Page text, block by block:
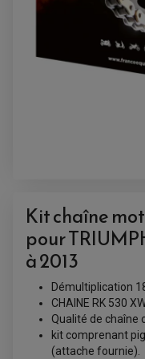
ACCESSOIRES
ACCESSOIRES
BOUCHON DE
GUIDON QUAD
KIT DÉCO QUAD /
KIT POIGNÉE DE
POIGNÉE QUAD
PROTÈGE-MAINS
PONTETS /
REPOSE PIED QUAD
Kit chaîne
pour
à 2013
Démultiplication
CHAINE RK 530
Qualité de chaîne
kit comprenant
(attache fournie).